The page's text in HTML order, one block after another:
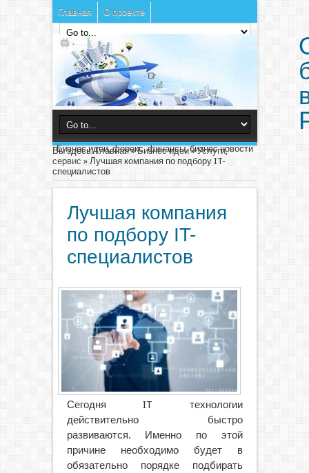
Главная О проекте
Бизнес идеи, форекс, финансы, бизнес новости
Вы здесь:Главная»Бизнес идеи»Услуги,
сервис » Лучшая компания по подбору IT-
специалистов
Лучшая компания
по подбору IT-
специалистов
Сегодня IT технологии
действительно быстро
развиваются. Именно по этой
причине необходимо будет в
обязательно порядке подбирать